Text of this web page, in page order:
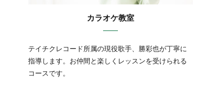
カラオケ教室
テイチクレコード所属の現役歌手、勝彩也が丁寧に
指導します。お仲間と楽しくレッスンを受けられる
コースです。